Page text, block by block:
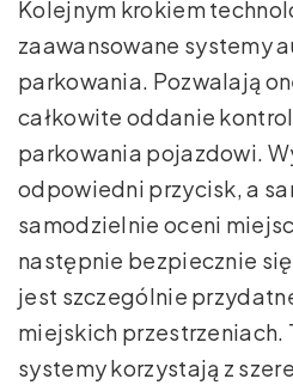
Kolejnym krokiem
zaawansowane systemy
parkowania. Pozwalają
całkowite oddanie
parkowania pojazdowi.
odpowiedni przycisk, a
samodzielnie oceni
następnie bezpiecznie
jest szczególnie
miejskich przestrzeniach.
systemy korzystają z